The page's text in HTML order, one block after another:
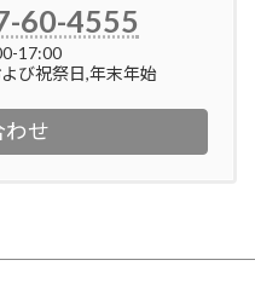
60-4555
17:00
び祝祭日,年末年始
わせ